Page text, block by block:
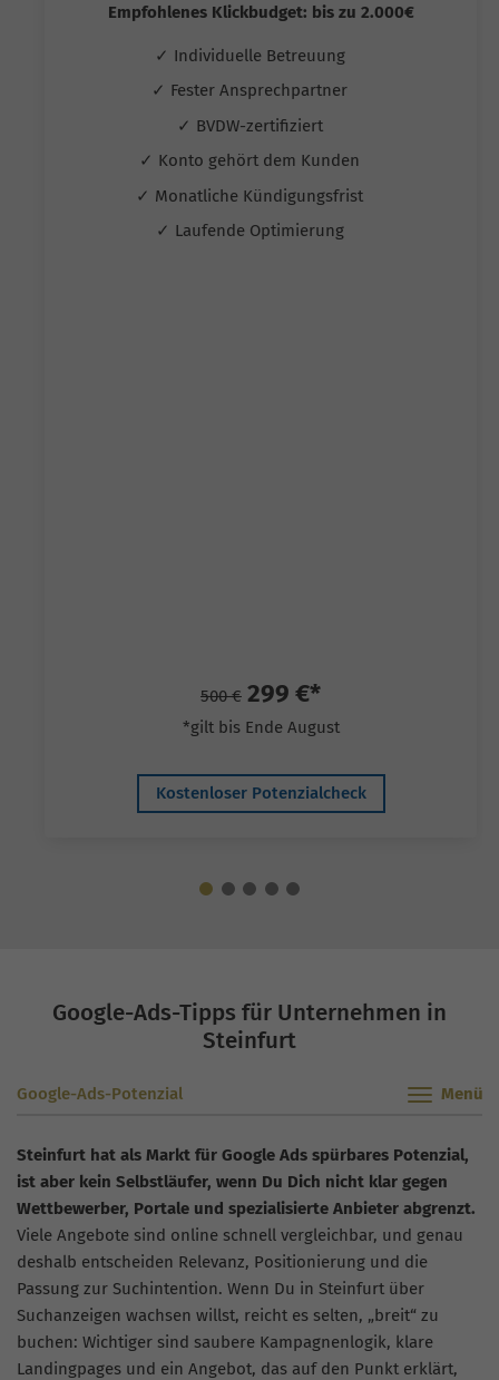
Empfohlenes Klickbudget: bis zu 2.000€
✓ Individuelle Betreuung
✓ Fester Ansprechpartner
✓ BVDW-zertifiziert
✓ Konto gehört dem Kunden
✓ Monatliche Kündigungsfrist
✓ Laufende Optimierung
500 € 299 €*
*gilt bis Ende August
Kostenloser Potenzialcheck
Google-Ads-Tipps für Unternehmen in
Steinfurt
Google-Ads-Potenzial
Steinfurt hat als Markt für Google Ads spürbares Potenzial,
ist aber kein Selbstläufer, wenn Du Dich nicht klar gegen
Wettbewerber, Portale und spezialisierte Anbieter abgrenzt.
Viele Angebote sind online schnell vergleichbar, und genau
deshalb entscheiden Relevanz, Positionierung und die
Passung zur Suchintention. Wenn Du in Steinfurt über
Suchanzeigen wachsen willst, reicht es selten, „breit“ zu
buchen: Wichtiger sind saubere Kampagnenlogik, klare
Landingpages und ein Angebot, das auf den Punkt erklärt,